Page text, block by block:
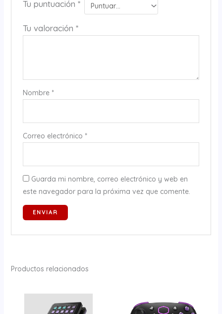
Tu puntuación *
Tu valoración *
Nombre *
Correo electrónico *
Guarda mi nombre, correo electrónico y web en
este navegador para la próxima vez que comente.
Productos relacionados